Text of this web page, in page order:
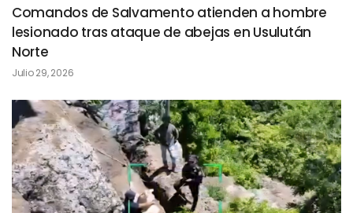
Comandos de Salvamento atienden a hombre
lesionado tras ataque de abejas en Usulután
Norte
Julio 29, 2026